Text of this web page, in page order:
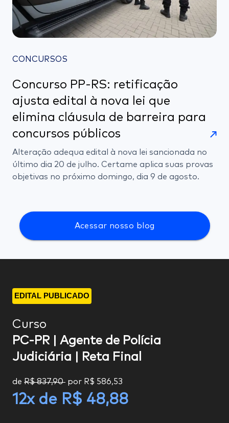
CONCURSOS
Concurso PP-RS: retificação
ajusta edital à nova lei que
elimina cláusula de barreira para
concursos públicos
Alteração adequa edital à nova lei sancionada no
último dia 20 de julho. Certame aplica suas provas
objetivas no próximo domingo, dia 9 de agosto.
Acessar nosso blog
EDITAL PUBLICADO
Curso
PC-PR | Agente de Polícia
Judiciária | Reta Final
de R$ 837,90 por R$ 586,53
12x de R$ 48,88